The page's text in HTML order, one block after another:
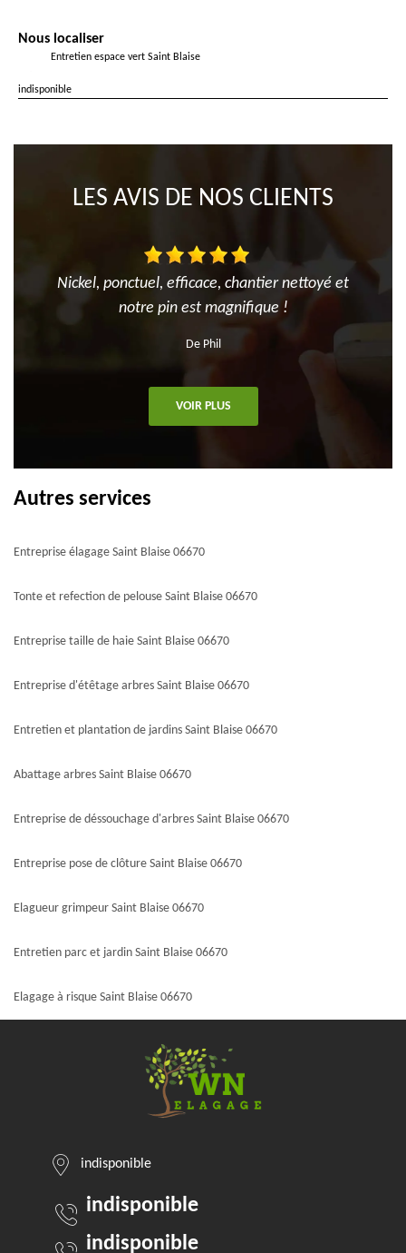
Nous localiser
Entretien espace vert Saint Blaise
indisponible
LES AVIS DE NOS CLIENTS
Nickel, ponctuel, efficace, chantier nettoyé et
notre pin est magnifique !
De Phil
VOIR PLUS
Autres services
Entreprise élagage Saint Blaise 06670
Tonte et refection de pelouse Saint Blaise 06670
Entreprise taille de haie Saint Blaise 06670
Entreprise d'étêtage arbres Saint Blaise 06670
Entretien et plantation de jardins Saint Blaise 06670
Abattage arbres Saint Blaise 06670
Entreprise de déssouchage d'arbres Saint Blaise 06670
Entreprise pose de clôture Saint Blaise 06670
Elagueur grimpeur Saint Blaise 06670
Entretien parc et jardin Saint Blaise 06670
Elagage à risque Saint Blaise 06670
indisponible
indisponible
indisponible